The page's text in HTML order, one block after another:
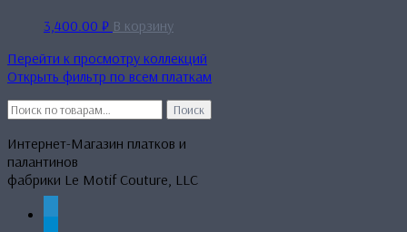
3,400.00 ₽ В корзину
Перейти к просмотру коллекций
Открыть фильтр по всем платкам
Искать:
Поиск
Интернет-Магазин платков и
палантинов
фабрики Le Motif Couture, LLC